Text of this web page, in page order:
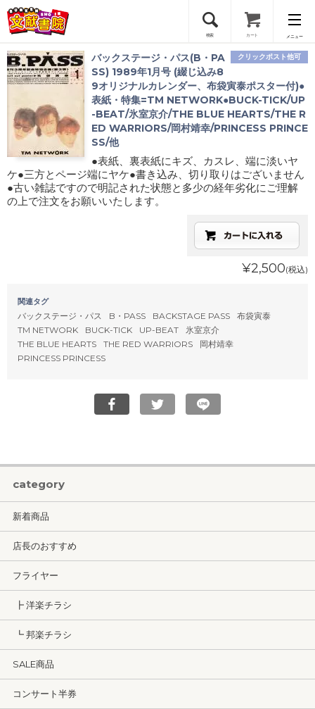
検索 カート メニュー
会員登録
ログイン
クリックポスト他可
バックステージ・パス(B・PA
SS) 1989年1月号 (綴じ込み8
9オリジナルカレンダー、布袋寅泰ポスター付)●
表紙・特集=TM NETWORK●BUCK-TICK/UP
-BEAT/氷室京介/THE BLUE HEARTS/THE R
ED WARRIORS/岡村靖幸/PRINCESS PRINCE
SS/他
●表紙、裏表紙にキズ、カスレ、端に淡いヤ
ケ●三方とページ端にヤケ●書き込み、切り取りはございません
●古い雑誌ですので明記された状態と多少の経年劣化にご理解
の上で注文をお願いいたします。
¥2,500(税込)
関連タグ
バックステージ・パス B・PASS BACKSTAGE PASS
布袋寅泰
TM NETWORK
BUCK-TICK UP-BEAT
氷室京介
THE BLUE HEARTS
THE RED WARRIORS
岡村靖幸
PRINCESS PRINCESS
category
新着商品
店長のおすすめ
フライヤー
┣ 洋楽チラシ
┗ 邦楽チラシ
SALE商品
コンサート半券